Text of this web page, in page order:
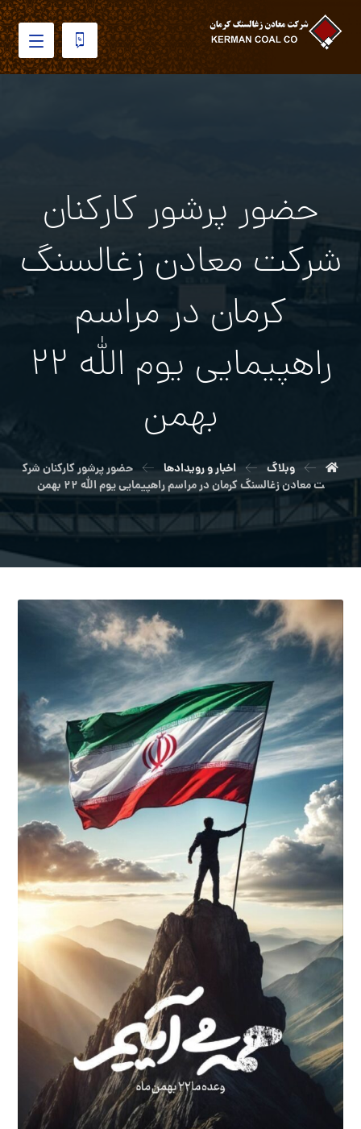
حضور پرشور كاركنان
شركت معادن زغالسنگ
كرمان در مراسم
راهپيمايي يوم الله ۲۲
بهمن
وبلاگ اخبار و رویدادها
حضور پرشور كاركنان شرك
ت معادن زغالسنگ كرمان در مراسم راهپيمايي يوم الله ۲۲ بهمن